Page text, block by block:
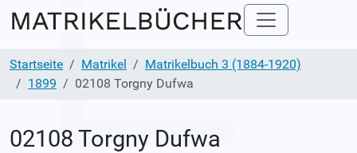
Startseite Matrikel
Matrikelbuch 3 (1884-1920)
1899
02108 Torgny Dufwa
02108 Torgny Dufwa